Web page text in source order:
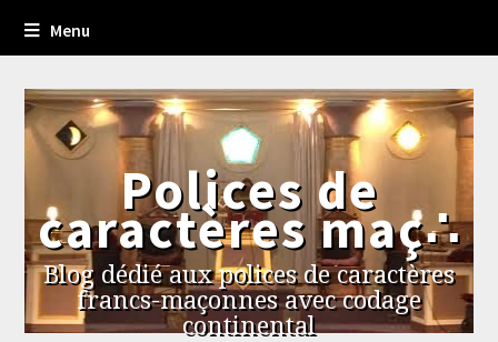
Menu
Polices de
caractères maç∴
Blog dédié aux polices de caractères
francs-maçonnes avec codage
continental